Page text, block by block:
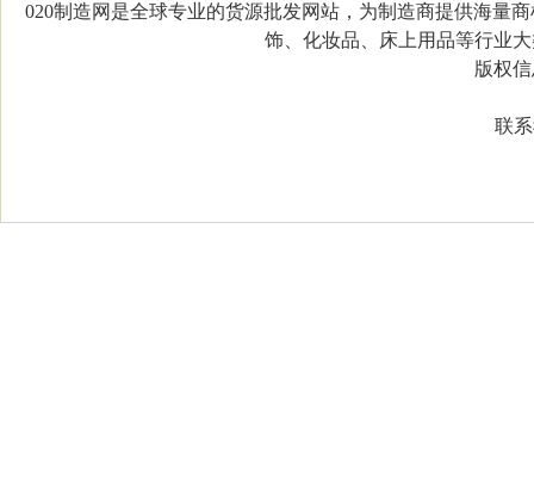
020制造网是全球专业的货源批发网站，为制造商提供海量
饰、化妆品、床上用品等行业
版权信
联